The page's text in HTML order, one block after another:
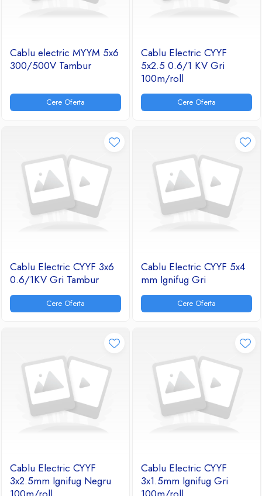
Cablu electric MYYM 5x6
300/500V Tambur
Cere Oferta
Cablu Electric CYYF
5x2.5 0.6/1 KV Gri
100m/roll
Cere Oferta
Cablu Electric CYYF 3x6
0.6/1KV Gri Tambur
Cere Oferta
Cablu Electric CYYF 5x4
mm Ignifug Gri
Cere Oferta
Cablu Electric CYYF
3x2.5mm Ignifug Negru
Cablu Electric CYYF
3x1.5mm Ignifug Gri